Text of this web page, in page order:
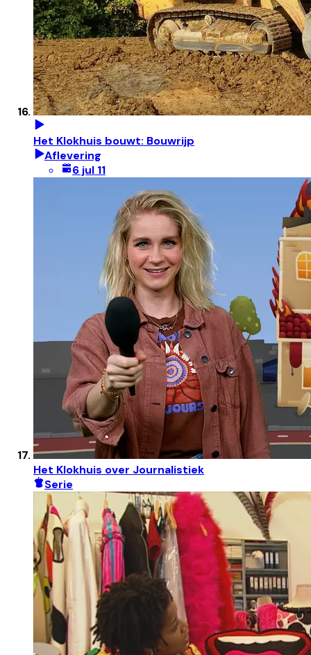
Het Klokhuis bouwt: Bouwrijp
Aflevering
6 jul 11
Het Klokhuis over Journalistiek
Serie